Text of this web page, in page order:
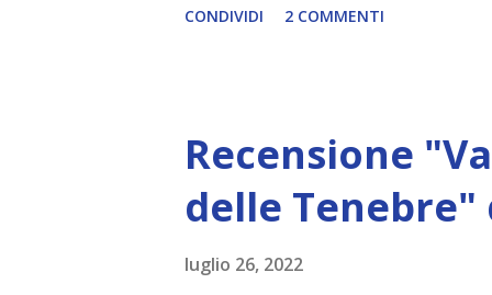
stati da meno: benché
spopolando ora. Almeno, ne
porta dei sussurri ”, romanzo
CONDIVIDI 2 COMMENTI
Recensione
delle Tenebre"
luglio 26, 2022